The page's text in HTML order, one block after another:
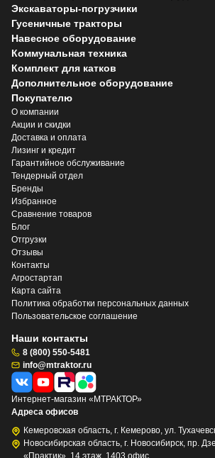
Экскаваторы-погрузчики
Гусеничные тракторы
Навесное оборудование
Коммунальная техника
Комплект для катков
Дополнительное оборудование
Покупателю
О компании
Акции и скидки
Доставка и оплата
Лизинг и кредит
Гарантийное обслуживание
Тендерный отдел
Бренды
Избранное
Сравнение товаров
Блог
Отгрузки
Отзывы
Контакты
Агростартап
Карта сайта
Политика обработки персональных данных
Пользовательское соглашение
Наши контакты
8 (800) 550-5481
info@mtraktor.ru
Интернет-магазин «МТРАКТОР»
Адреса офисов
Кемеровская область, г. Кемерово, ул.
Новосибирская область, г. Новосибирск, пр.
«Практик», 14 этаж, 1403 офис